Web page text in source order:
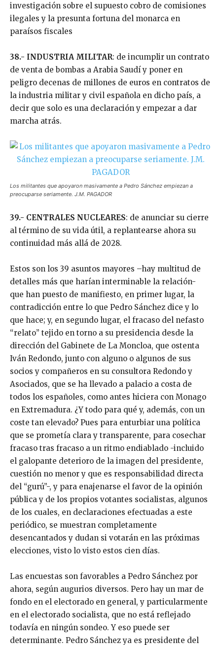
investigación sobre el supuesto cobro de comisiones
ilegales y la presunta fortuna del monarca en
paraísos fiscales
38.- INDUSTRIA MILITAR: de incumplir un contrato
de venta de bombas a Arabia Saudí y poner en
peligro decenas de millones de euros en contratos de
la industria militar y civil española en dicho país, a
decir que solo es una declaración y empezar a dar
marcha atrás.
Los militantes que apoyaron masivamente a Pedro Sánchez empiezan a
preocuparse seriamente. J.M. PAGADOR
39.- CENTRALES NUCLEARES: de anunciar su cierre
al término de su vida útil, a replantearse ahora su
continuidad más allá de 2028.
Estos son los 39 asuntos mayores –hay multitud de
detalles más que harían interminable la relación-
que han puesto de manifiesto, en primer lugar, la
contradicción entre lo que Pedro Sánchez dice y lo
que hace; y, en segundo lugar, el fracaso del nefasto
“relato” tejido en torno a su presidencia desde la
dirección del Gabinete de La Moncloa, que ostenta
Iván Redondo, junto con alguno o algunos de sus
socios y compañeros en su consultora Redondo y
Asociados, que se ha llevado a palacio a costa de
todos los españoles, como antes hiciera con Monago
en Extremadura. ¿Y todo para qué y, además, con un
coste tan elevado? Pues para enturbiar una política
que se prometía clara y transparente, para cosechar
fracaso tras fracaso a un ritmo endiablado -incluido
el galopante deterioro de la imagen del presidente,
cuestión no menor y que es responsabilidad directa
del “gurú”-, y para enajenarse el favor de la opinión
pública y de los propios votantes socialistas, algunos
de los cuales, en declaraciones efectuadas a este
periódico, se muestran completamente
desencantados y dudan si votarán en las próximas
elecciones, visto lo visto estos cien días.
Las encuestas son favorables a Pedro Sánchez por
ahora, según augurios diversos. Pero hay un mar de
fondo en el electorado en general, y particularmente
en el electorado socialista, que no está reflejado
todavía en ningún sondeo. Y eso puede ser
determinante. Pedro Sánchez ya es presidente del